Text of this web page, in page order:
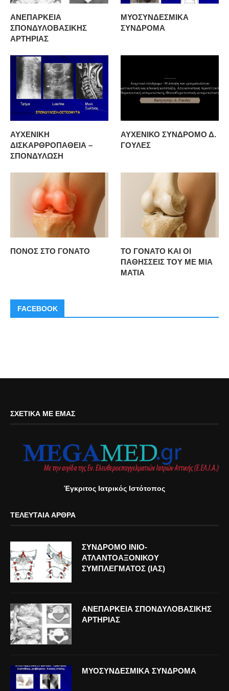
ΑΝΕΠΑΡΚΕΙΑ
ΣΠΟΝΔΥΛΟΒΑΣΙΚΗΣ
ΑΡΤΗΡΙΑΣ
ΜΥΟΣΥΝΔΕΣΜΙΚΑ
ΣΥΝΔΡΟΜΑ
ΑΥΧΕΝΙΚΗ
ΔΙΣΚΑΡΘΡΟΠΑΘΕΙΑ –
ΣΠΟΝΔΥΛΩΣΗ
ΑΥΧΕΝΙΚΟ ΣΥΝΔΡΟΜΟ Δ.
ΓΟΥΛΕΣ
ΠΟΝΟΣ ΣΤΟ ΓΟΝΑΤΟ
ΤΟ ΓΟΝΑΤΟ ΚΑΙ ΟΙ
ΠΑΘΗΣΣΕΙΣ ΤΟΥ ΜΕ ΜΙΑ
ΜΑΤΙΑ
FACEBOOK
ΣΧΕΤΙΚΆ ΜΕ ΕΜΆΣ
Έγκριτος Ιατρικός Ιστότοπος
ΤΕΛΕΥΤΑΊΑ ΆΡΘΡΑ
ΣΥΝΔΡΟΜΟ ΙΝΙΟ-
ΑΤΛΑΝΤΟΑΞΟΝΙΚΟΥ
ΣΥΜΠΛΕΓΜΑΤΟΣ (ΙΑΣ)
ΑΝΕΠΑΡΚΕΙΑ ΣΠΟΝΔΥΛΟΒΑΣΙΚΗΣ
ΑΡΤΗΡΙΑΣ
ΜΥΟΣΥΝΔΕΣΜΙΚΑ ΣΥΝΔΡΟΜΑ